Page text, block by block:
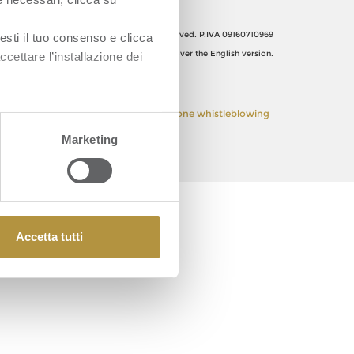
il tuo consenso e clicca
l’installazione dei
Marketing
Accetta tutti
Orsero SpA, Italy. All Rights reserved. P.IVA 09160710969
The Italian text shall prevail over the English version.
Policy Privacy Policy Segnalazione whistleblowing